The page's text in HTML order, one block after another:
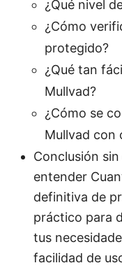
¿Qué nivel
¿Cómo
protegido?
¿Qué tan
Mullvad?
¿Cómo se
Mullvad con
Conclusión
entender
definitiva de
práctico para
tus
facilidad de